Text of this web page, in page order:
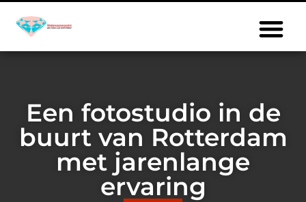
Een fotostudio in de
buurt van Rotterdam
met jarenlange
ervaring